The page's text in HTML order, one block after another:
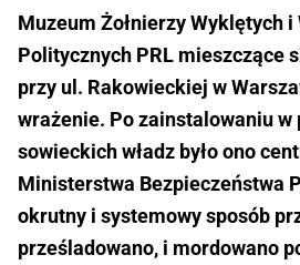
Muzeum Żołnierzy Wyklętych i
Politycznych PRL mieszczące
przy ul. Rakowieckiej w
wrażenie. Po zainstalowaniu w
sowieckich władz było ono
Ministerstwa Bezpieczeństwa
okrutny i systemowy sposób
prześladowano, i mordowano